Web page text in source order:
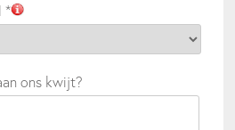
*
ons kwijt?